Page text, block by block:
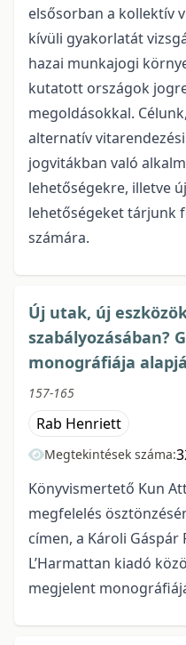
elsősorban a kollektív
kívüli gyakorlatát
hazai munkajogi
kutatott országok
megoldásokkal.
alternatív
jogvitákban való
lehetőségekre, illetve
lehetőségeket tárjunk
számára.
Új utak, új
szabályozásában?
monográfiája
157-165
Rab Henriett
Megtekintések száma:
Könyvismertető Kun
megfelelés
címen, a Károli Gáspár
L’Harmattan kiadó
megjelent